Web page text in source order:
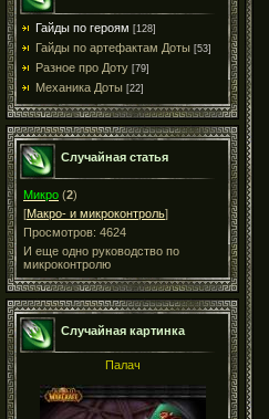
Гайды по героям [128]
Гайды по артефактам Доты [53]
Разное про Доту [79]
Механика Доты [22]
Случайная статья
Микро (2)
[Макро- и микроконтроль]
Просмотров: 4624
И еще одно руководство по
микроконтролю
Случайная картинка
Палач